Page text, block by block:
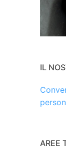
IL
AREE